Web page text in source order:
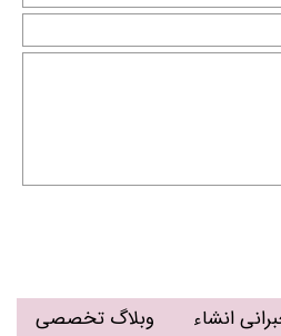
انشاء وبلاگ تخصصی